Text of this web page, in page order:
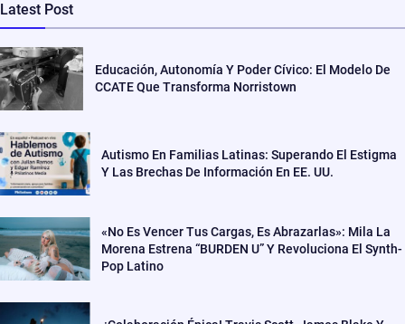
Latest Post
Educación, Autonomía Y Poder Cívico: El Modelo De
CCATE Que Transforma Norristown
Autismo En Familias Latinas: Superando El Estigma
Y Las Brechas De Información En EE. UU.
«No Es Vencer Tus Cargas, Es Abrazarlas»: Mila La
Morena Estrena “BURDEN U” Y Revoluciona El Synth-
Pop Latino